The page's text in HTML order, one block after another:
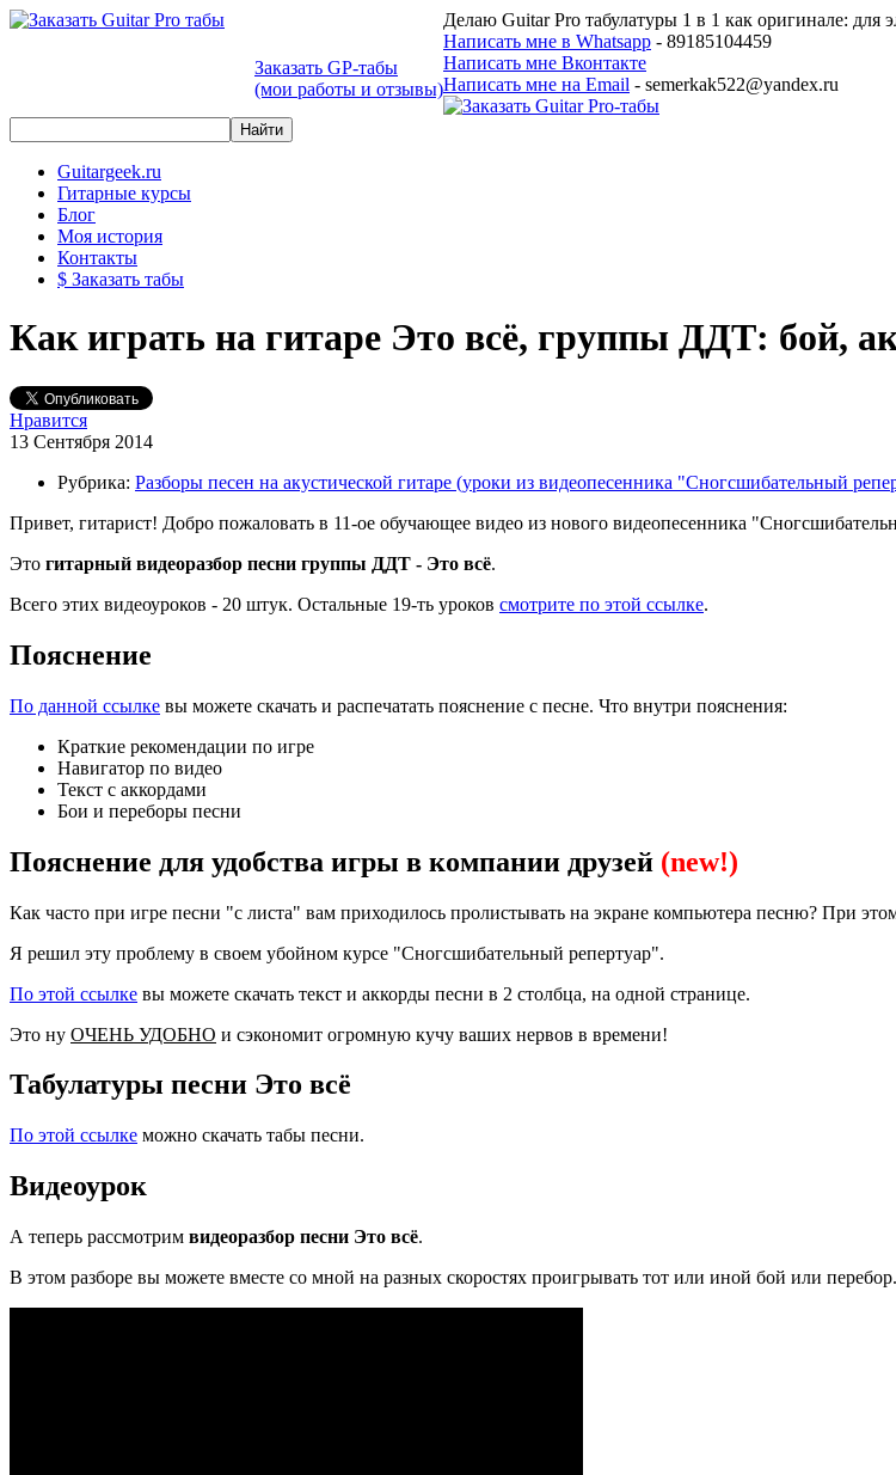
Заказать GP-табы
(мои работы и отзывы)
Делаю Guitar Pro табулатуры 1 в 1 как оригинале: для
Написать мне в Whatsapp - 89185104459
Написать мне Вконтакте
Написать мне на Email - semerkak522@yandex.ru
Guitargeek.ru
Гитарные курсы
Блог
Моя история
Контакты
$ Заказать табы
Как играть на гитаре Это всё, группы ДДТ: бой,
Нравится
13 Сентября 2014
Рубрика: Разборы песен на акустической гитаре (уроки из видеопесенника "Сногсшибательный
Привет, гитарист! Добро пожаловать в 11-ое обучающее видео из нового видеопесенника
Это гитарный видеоразбор песни группы ДДТ - Это всё.
Всего этих видеоуроков - 20 штук. Остальные 19-ть уроков смотрите по этой ссылке.
Пояснение
По данной ссылке вы можете скачать и распечатать пояснение с песне. Что внутри пояснения:
Краткие рекомендации по игре
Навигатор по видео
Текст с аккордами
Бои и переборы песни
Пояснение для удобства игры в компании друзей (new!)
Как часто при игре песни "с листа" вам приходилось пролистывать на экране компьютера песню? При
Я решил эту проблему в своем убойном курсе "Сногсшибательный репертуар".
По этой ссылке вы можете скачать текст и аккорды песни в 2 столбца, на одной странице.
Это ну ОЧЕНЬ УДОБНО и сэкономит огромную кучу ваших нервов в времени!
Табулатуры песни Это всё
По этой ссылке можно скачать табы песни.
Видеоурок
А теперь рассмотрим видеоразбор песни Это всё.
В этом разборе вы можете вместе со мной на разных скоростях проигрывать тот или иной бой или перебор.